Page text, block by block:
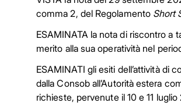
comma 2, del Regolamento Short
ESAMINATA la nota di riscontro a
merito alla sua operatività nel
ESAMINATI gli esiti dell’attività di
dalla Consob all’Autorità estera
richieste, pervenute il 10 e 11 luglio